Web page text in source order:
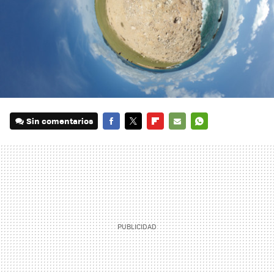
Sin comentarios
MAIL